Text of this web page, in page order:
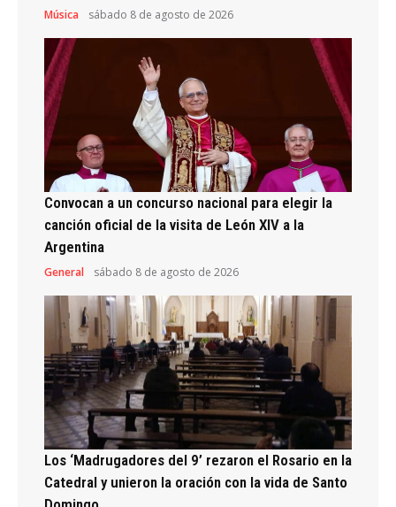
Música sábado 8 de agosto de 2026
Convocan a un concurso nacional para elegir la
canción oficial de la visita de León XIV a la
Argentina
General sábado 8 de agosto de 2026
Los ‘Madrugadores del 9’ rezaron el Rosario en la
Catedral y unieron la oración con la vida de Santo